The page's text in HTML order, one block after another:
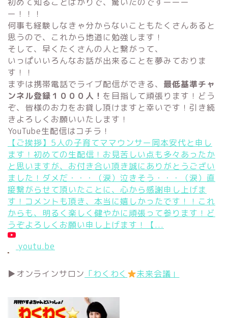
ー！！！
何事も経験しなきゃ分からないこともたくさんあると
思うので、これから地道に勉強します！
そして、早くたくさんの人と繋がって、
いっぱいいろんなお話が出来ることを夢みておりま
す！！
まずは携帯電話でライブ配信ができる、 最低基準チャ
ンネル登録１０００人！ を目指して頑張ります！どう
ぞ、皆様のお力をお貸し頂けますと幸いです！引き続
きよろしくお願いいたします！
YouTube生配信はコチラ！
【ご挨拶】5人の子育てママウンサー岡本安代と申し
ます！ 初めての生配信！お見苦しい点も多々あったか
と思いますが、お付き合い頂き誠にありがとうござい
ました！ダメだ・・・（涙）泣きそう・・・（涙）直
接繋がらせて頂いたことに、心から感謝申し上げま
す！コメントも頂き、本当に嬉しかったです！！これ
からも、明るく楽しく健やかに頑張って参ります！ど
うぞよろしくお願い申し上げます！【...
youtu.be
▶︎オンラインサロン 「わくわく 未来会議」